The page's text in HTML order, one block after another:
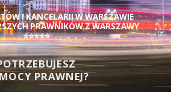
I KANCELARII W WARSZAWIE
PRAWNIKÓW Z WARSZAWY
⭐⭐⭐⭐⭐
PRAWNEJ?